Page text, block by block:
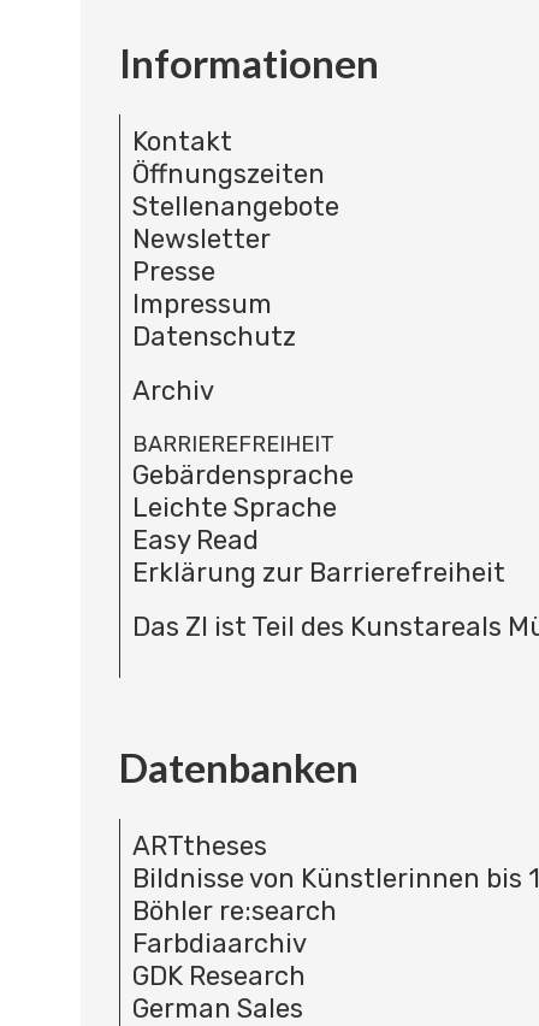
Informationen
Kontakt
Öffnungszeiten
Stellenangebote
Newsletter
Presse
Impressum
Datenschutz
Archiv
BARRIEREFREIHEIT
Gebärdensprache
Leichte Sprache
Easy Read
Erklärung zur Barrierefreiheit
Das ZI ist Teil des Kunstareals
Datenbanken
ARTtheses
Bildnisse von Künstlerinnen bis
Böhler re:search
Farbdiaarchiv
GDK Research
German Sales